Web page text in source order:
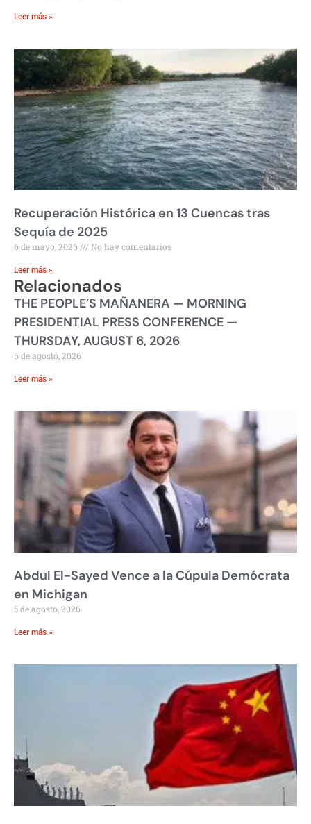
Leer más »
Recuperación Histórica en 13 Cuencas tras
Sequía de 2025
6 de mayo, 2026 No hay comentarios
Leer más »
Relacionados
THE PEOPLE’S MAÑANERA — MORNING
PRESIDENTIAL PRESS CONFERENCE —
THURSDAY, AUGUST 6, 2026
6 de agosto, 2026
Leer más »
Abdul El-Sayed Vence a la Cúpula Demócrata
en Michigan
5 de agosto, 2026
Leer más »